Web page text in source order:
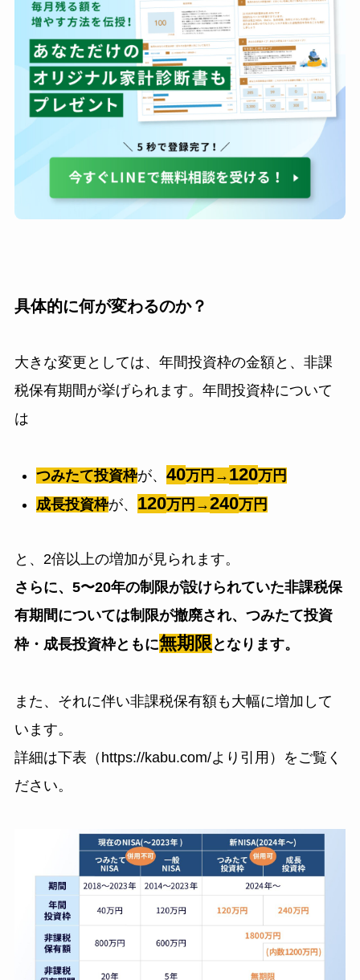
具体的に何が変わるのか？
大きな変更としては、年間投資枠の金額と、非課
税保有期間が挙げられます。年間投資枠について
は
つみたて投資枠が、 40万円→ 120万円
成長投資枠が、 120万円→240万円
と、2倍以上の増加が見られます。
さらに、5〜20年の制限が設けられていた非課税保
有期間については制限が撤廃され、つみたて投資
枠・成長投資枠ともに無期限となります。
また、それに伴い非課税保有額も大幅に増加して
います。
詳細は下表（https://kabu.com/より引用）をご覧く
ださい。